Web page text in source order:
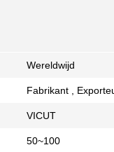
Wereldwijd
Fabrikant ,
VICUT
50~100